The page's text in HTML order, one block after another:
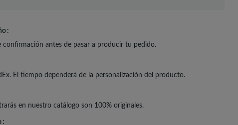
confirmación antes de pasar a producir tu pedido.
El tiempo dependerá de la personalización del producto.
en nuestro catálogo son 100% originales.